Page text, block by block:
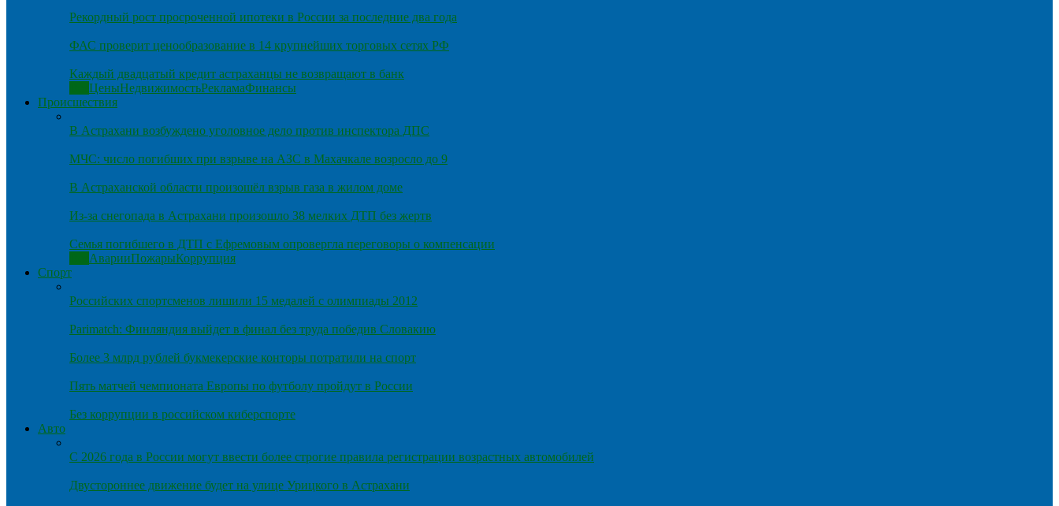
Рекордный рост просроченной ипотеки в России за последние два года
ФАС проверит ценообразование в 14 крупнейших торговых сетях РФ
Каждый двадцатый кредит астраханцы не возвращают в банк
ЦеныНедвижимостьРекламаФинансы
Происшествия
В Астрахани возбуждено уголовное дело против инспектора ДПС
МЧС: число погибших при взрыве на АЗС в Махачкале возросло до 9
В Астраханской области произошёл взрыв газа в жилом доме
Из-за снегопада в Астрахани произошло 38 мелких ДТП без жертв
Семья погибшего в ДТП с Ефремовым опровергла переговоры о компенсации
АварииПожарыКоррупция
Спорт
Российских спортсменов лишили 15 медалей с олимпиады 2012
Parimatch: Финляндия выйдет в финал без труда победив Словакию
Более 3 млрд рублей букмекерские конторы потратили на спорт
Пять матчей чемпионата Европы по футболу пройдут в России
Без коррупции в российском киберспорте
Авто
С 2026 года в России могут ввести более строгие правила регистрации возрастных автомобилей
Двустороннее движение будет на улице Урицкого в Астрахани